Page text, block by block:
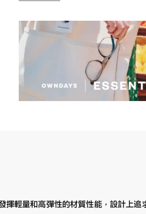
揮輕量和高彈性的材質性能，設計上追